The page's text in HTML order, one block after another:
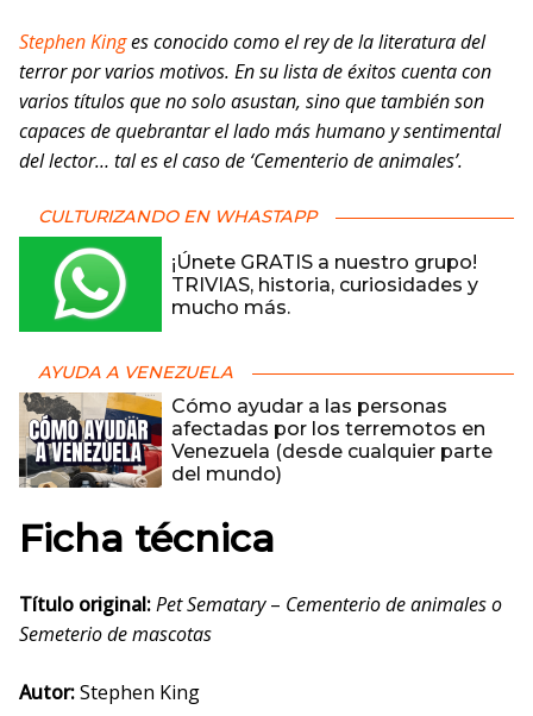
Stephen Kinges conocido como el rey de la literatura del
terror por varios motivos. En su lista de éxitos cuenta con
varios títulos que no solo asustan, sino que también son
capaces de quebrantar el lado más humano y sentimental
del lector… tal es el caso de ‘Cementerio de animales’.
CULTURIZANDO EN WHASTAPP
¡Únete GRATIS a nuestro grupo!
TRIVIAS, historia, curiosidades y
mucho más.
AYUDA A VENEZUELA
Cómo ayudar a las personas
afectadas por los terremotos en
Venezuela (desde cualquier parte
del mundo)
Ficha técnica
Título original:Pet Sematary– Cementerio de animales o
Semeteriode mascotas
Autor:Stephen King